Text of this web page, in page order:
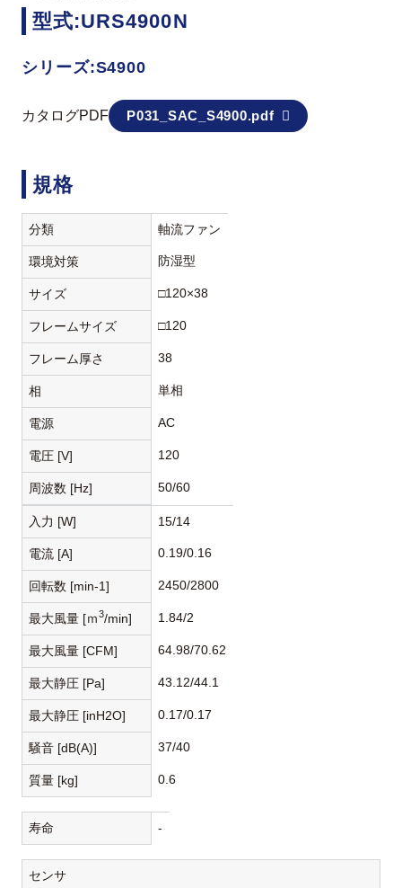
型式:URS4900N
シリーズ:S4900
カタログPDF P031_SAC_S4900.pdf
規格
分類 軸流ファン
環境対策 防湿型
サイズ □120×38
フレームサイズ □120
フレーム厚さ 38
相 単相
電源 AC
電圧 [V] 120
周波数 [Hz] 50/60
入力 [W] 15/14
電流 [A] 0.19/0.16
回転数 [min-1] 2450/2800
最大風量 [ｍ3/min] 1.84/2
最大風量 [CFM] 64.98/70.62
最大静圧 [Pa] 43.12/44.1
最大静圧 [inH2O] 0.17/0.17
騒音 [dB(A)] 37/40
質量 [kg] 0.6
寿命 -
センサ